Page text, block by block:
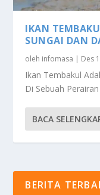
IKAN
SUNGAI DAN
oleh infomasa | Des
Ikan Tembakul
Di Sebuah
BACA
BERITA